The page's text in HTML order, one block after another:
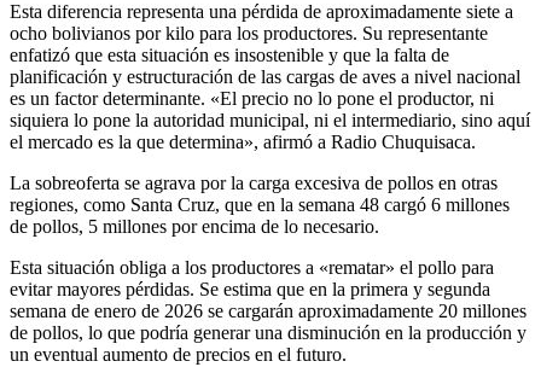
Esta diferencia representa una pérdida de aproximadamente siete a
ocho bolivianos por kilo para los productores. Su representante
enfatizó que esta situación es insostenible y que la falta de
planificación y estructuración de las cargas de aves a nivel nacional
es un factor determinante. «El precio no lo pone el productor, ni
siquiera lo pone la autoridad municipal, ni el intermediario, sino aquí
el mercado es la que determina», afirmó a Radio Chuquisaca.
La sobreoferta se agrava por la carga excesiva de pollos en otras
regiones, como Santa Cruz, que en la semana 48 cargó 6 millones
de pollos, 5 millones por encima de lo necesario.
Esta situación obliga a los productores a «rematar» el pollo para
evitar mayores pérdidas. Se estima que en la primera y segunda
semana de enero de 2026 se cargarán aproximadamente 20 millones
de pollos, lo que podría generar una disminución en la producción y
un eventual aumento de precios en el futuro.